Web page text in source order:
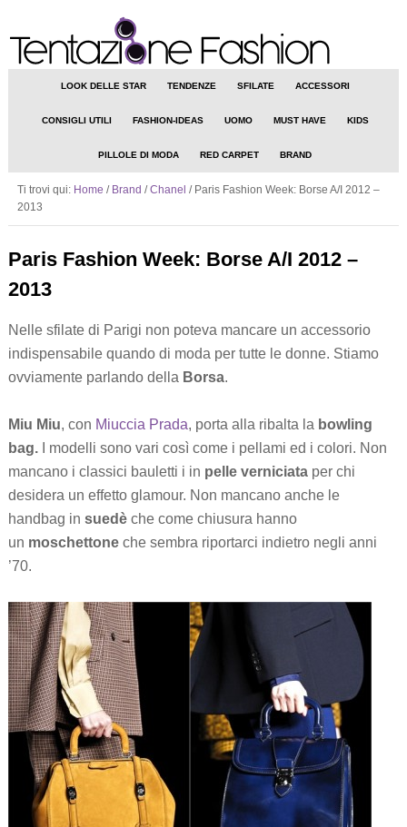
LOOK DELLE STAR TENDENZE SFILATE ACCESSORI
CONSIGLI UTILI FASHION-IDEAS UOMO MUST HAVE KIDS
PILLOLE DI MODA RED CARPET BRAND
Ti trovi qui: Home / Brand / Chanel /Paris Fashion Week: Borse A/I 2012 –
2013
Paris Fashion Week: Borse A/I 2012 –
2013
Nelle sfilate di Parigi non poteva mancare un accessorio
indispensabile quando di moda per tutte le donne. Stiamo
ovviamente parlando della Borsa.
Miu Miu, con Miuccia Prada, porta alla ribalta la bowling
bag.
I modelli sono vari così come i pellami ed i colori. Non
mancano i classici bauletti i in pelle verniciataper chi
desidera un effetto glamour. Non mancano anche le
handbag in suedè che come chiusura hanno
un moschettone che sembra riportarci indietro negli anni
’70.